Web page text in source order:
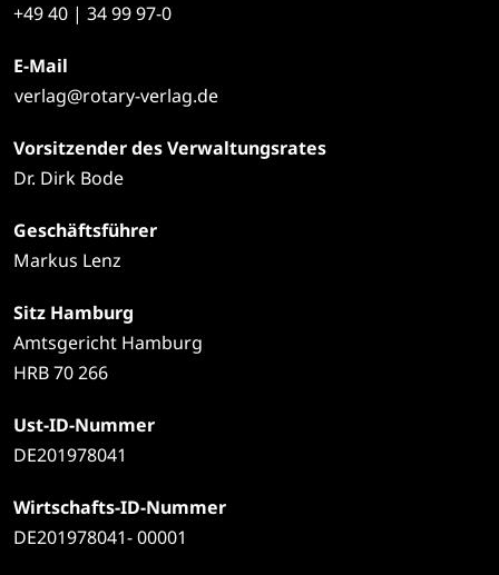
+4940 | 34 99 97-0
E-Mail
verlag@rotary-verlag.de
Vorsitzender des Verwaltungsrates
Dr. Dirk Bode
Geschäftsführer
Markus Lenz
Sitz Hamburg
Amtsgericht Hamburg
HRB 70 266
Ust-ID-Nummer
DE201978041
Wirtschafts-ID-Nummer
DE201978041- 00001